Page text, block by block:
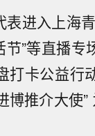
进入上海
”等直播
卡公益行
推介大使”